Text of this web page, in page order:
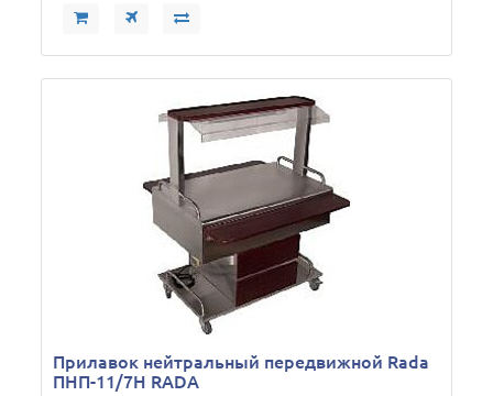
Прилавок нейтральный передвижной Rada
ПНП-11/7Н RADA